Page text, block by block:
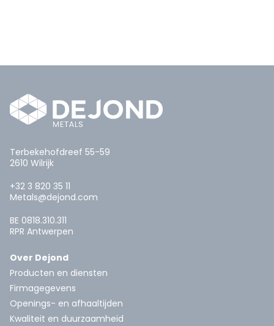
Terbekehofdreef 55-59
2610 Wilrijk
+32 3 820 35 11
Metals@dejond.com
BE 0818.310.311
RPR Antwerpen
Over Dejond
Producten en diensten
Firmagegevens
Openings- en afhaaltijden
Kwaliteit en duurzaamheid